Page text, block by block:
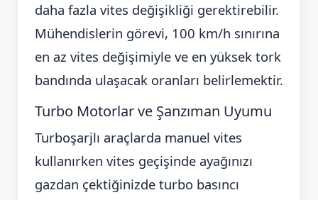
daha fazla vites değişikliği gerektirebilir.
Mühendislerin görevi, 100 km/h sınırına
en az vites değişimiyle ve en yüksek tork
bandında ulaşacak oranları belirlemektir.
Turbo Motorlar ve Şanzıman Uyumu
Turboşarjlı araçlarda manuel vites
kullanırken vites geçişinde ayağınızı
gazdan çektiğinizde turbo basıncı